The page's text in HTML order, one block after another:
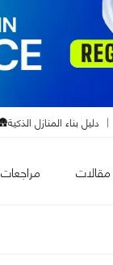
دليل بناء المنازل الذكية🛖
مقالات مراجعات